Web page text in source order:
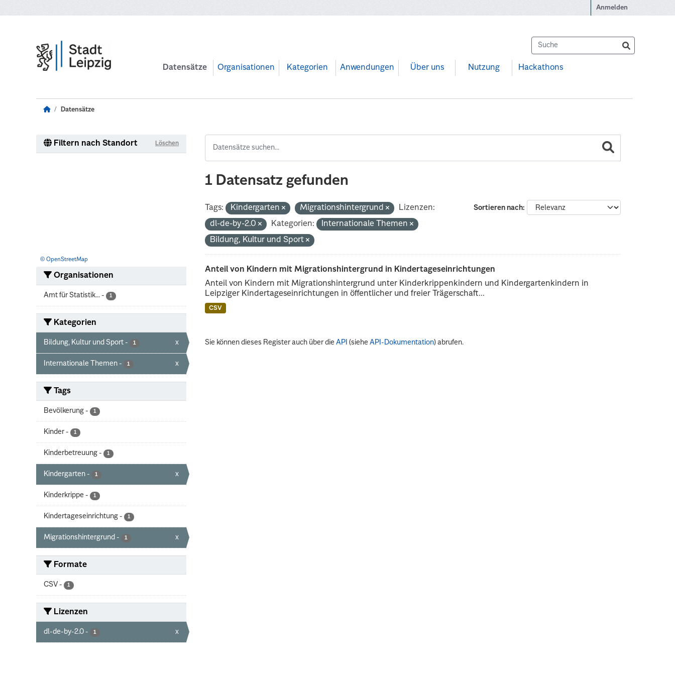
Anmelden
Datensätze Organisationen Kategorien Anwendungen Über uns Nutzung Hackathons
Datensätze
Filtern nach Standort Löschen
© OpenStreetMap
Organisationen
Amt für Statistik... - 1
Kategorien
Bildung, Kultur und Sport - 1 x
Internationale Themen - 1 x
Tags
Bevölkerung - 1
Kinder - 1
Kinderbetreuung - 1
Kindergarten - 1 x
Kinderkrippe - 1
Kindertageseinrichtung - 1
Migrationshintergrund - 1 x
Formate
CSV - 1
Lizenzen
dl-de-by-2.0 - 1 x
1 Datensatz gefunden
Sortieren nach
Tags: Kindergarten Migrationshintergrund
Lizenzen:
dl-de-by-2.0
Kategorien:
Internationale Themen
Bildung, Kultur und Sport
Anteil von Kindern mit Migrationshintergrund in Kindertageseinrichtungen
Anteil von Kindern mit Migrationshintergrund unter Kinderkrippenkindern und Kindergartenkindern in
Leipziger Kindertageseinrichtungen in öffentlicher und freier Trägerschaft...
CSV
Sie können dieses Register auch über dieAPI (sieheAPI-Dokumentation) abrufen.